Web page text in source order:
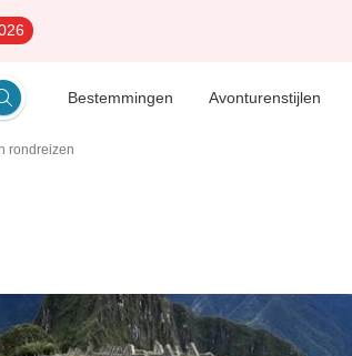
Bestemmingen Avonturenstijlen
rondreizen